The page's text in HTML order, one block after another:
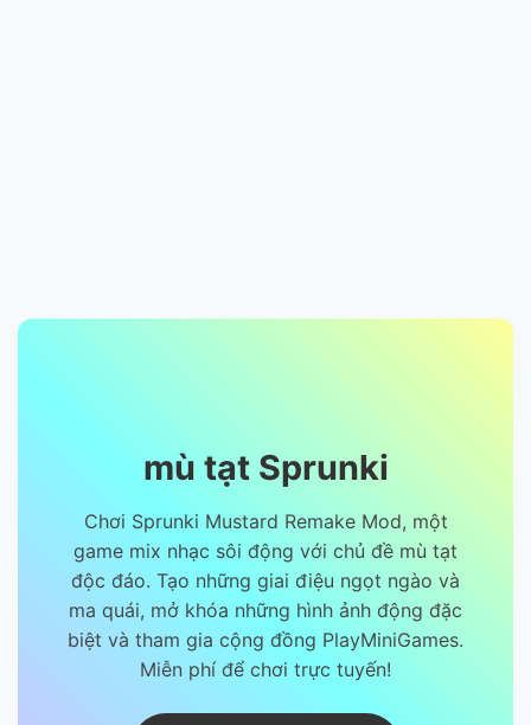
mù tạt Sprunki
Chơi Sprunki Mustard Remake Mod, một
game mix nhạc sôi động với chủ đề mù tạt
độc đáo. Tạo những giai điệu ngọt ngào và
ma quái, mở khóa những hình ảnh động đặc
biệt và tham gia cộng đồng PlayMiniGames.
Miễn phí để chơi trực tuyến!